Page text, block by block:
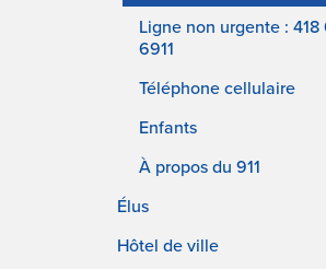
Ligne non urgente : 418
6911
Téléphone cellulaire
Enfants
À propos du 911
Élus
Hôtel de ville